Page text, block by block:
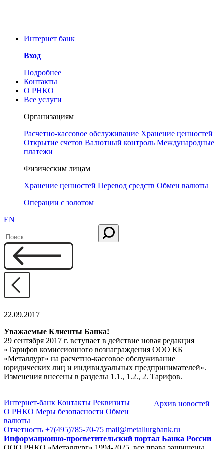
Интернет банк
Вход
Подробнее
Контакты
О РНКО
Все услуги
Организациям
Расчетно-кассовое обслуживание Хранение ценностей
Открытие счетов Валютный контроль Международные
платежи
Физическим лицам
Хранение ценностей Перевод средств Обмен валюты
Операции с золотом
EN
22.09.2017
Уважаемые Клиенты Банка!
29 сентября 2017 г. вступает в действие новая редакция
«Тарифов комиссионного вознаграждения ООО КБ
«Металлург» на расчетно-кассовое обслуживание
юридических лиц и индивидуальных предпринимателей».
Изменения внесены в разделы 1.1., 1.2., 2. Тарифов.
Архив новостей
Интернет-банк Контакты Реквизиты
О РНКО Меры безопасности Обмен
валюты
Отчетность +7(495)785-70-75 mail@metallurgbank.ru
Информационно-просветительский портал Банка России
информирует Вас об угрозе
предотвращения инцидентов
просим принять к сведению, что у
РНКО «Металлург» нет аккаунтов
в социальных сетях. Сотрудники
РНКО также никогда не свяжутся с
Вами через любой мессенджер, в
частности Телеграмм.